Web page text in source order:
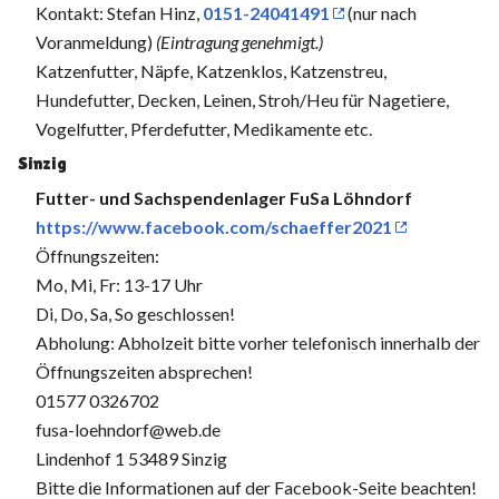
Kontakt: Stefan Hinz, 0151-24041491
(nur nach
Voranmeldung) (Eintragung genehmigt.)
Katzenfutter, Näpfe, Katzenklos, Katzenstreu,
Hundefutter, Decken, Leinen, Stroh/Heu für Nagetiere,
Vogelfutter, Pferdefutter, Medikamente etc.
Sinzig
Futter- und Sachspendenlager FuSa Löhndorf
https://www.facebook.com/schaeffer2021
Öffnungszeiten:
Mo, Mi, Fr: 13-17 Uhr
Di, Do, Sa, So geschlossen!
Abholung: Abholzeit bitte vorher telefonisch innerhalb der
Öffnungszeiten absprechen!
01577 0326702
fusa-loehndorf@web.de
Lindenhof 1 53489 Sinzig
Bitte die Informationen auf der Facebook-Seite beachten!